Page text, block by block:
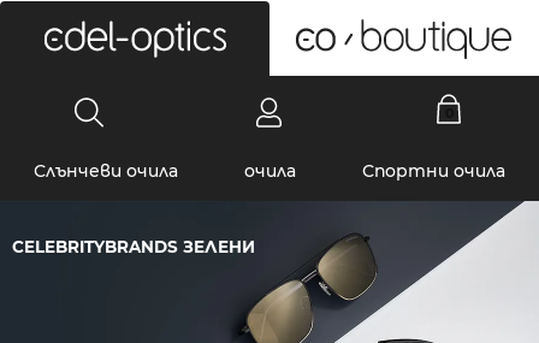
Слънчеви очила очила Спортни очила
CELEBRITYBRANDS ЗЕЛЕНИ